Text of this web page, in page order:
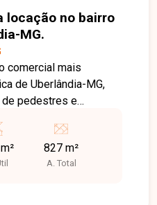
locação no bairro
MG.
comercial mais
de Uberlândia-MG,
de pedestres e
de acesso. Uma
que buscam alta
seus clientes. Loja
827 m²
A. Total